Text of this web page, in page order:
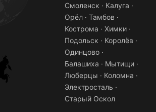
Смоленск · Калуга ·
Орёл · Тамбов ·
Кострома · Химки ·
Подольск · Королёв ·
Одинцово ·
Балашиха · Мытищи ·
Люберцы · Коломна ·
Электросталь ·
Старый Оскол